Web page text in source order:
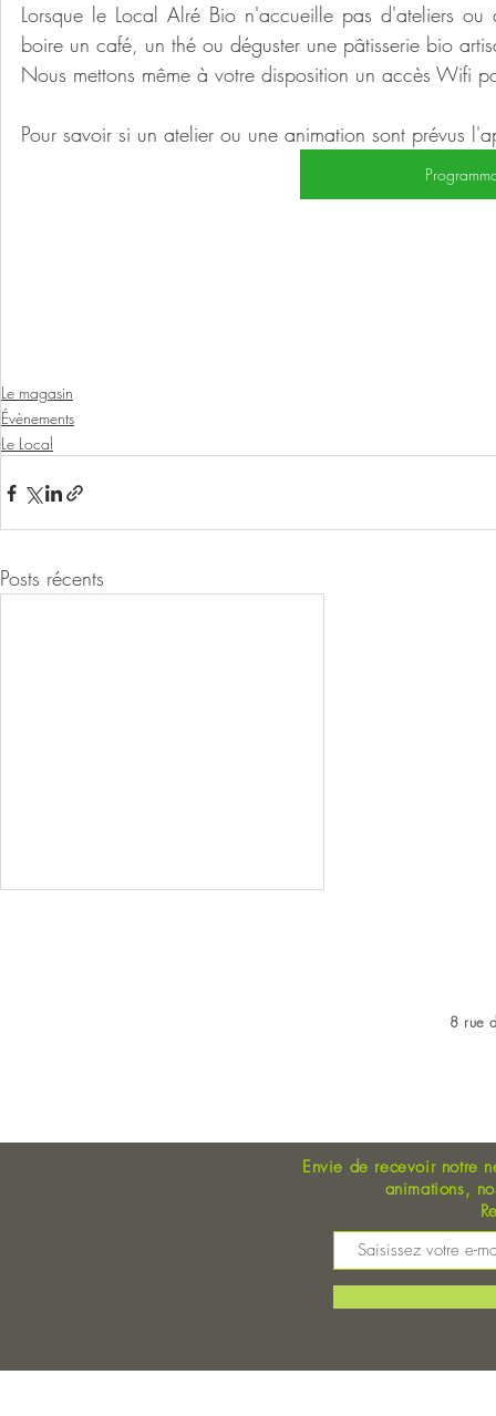
Lorsque le Local Alré Bio n'accueille pas d'ateliers
boire un café, un thé ou déguster une pâtisserie bio
Nous mettons même à votre disposition un accès Wifi
Pour savoir si un atelier ou une animation sont prévus
Le magasin
Évènements
Le Local
Posts récents
Alre Bio !
8 rue
Envie de recevoir notre
animations,